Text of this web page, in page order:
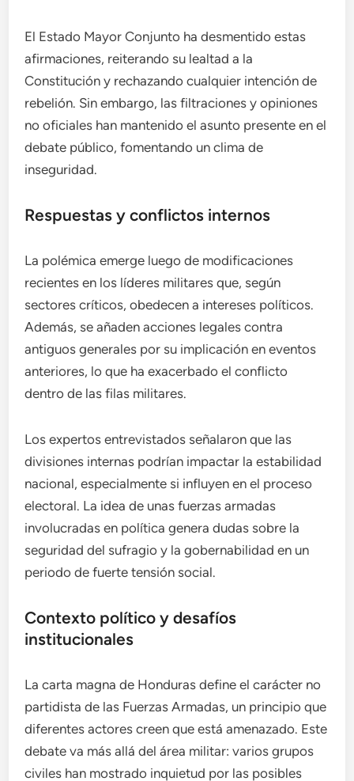
El Estado Mayor Conjunto ha desmentido estas
afirmaciones, reiterando su lealtad a la
Constitución y rechazando cualquier intención de
rebelión. Sin embargo, las filtraciones y opiniones
no oficiales han mantenido el asunto presente en el
debate público, fomentando un clima de
inseguridad.
Respuestas y conflictos internos
La polémica emerge luego de modificaciones
recientes en los líderes militares que, según
sectores críticos, obedecen a intereses políticos.
Además, se añaden acciones legales contra
antiguos generales por su implicación en eventos
anteriores, lo que ha exacerbado el conflicto
dentro de las filas militares.
Los expertos entrevistados señalaron que las
divisiones internas podrían impactar la estabilidad
nacional, especialmente si influyen en el proceso
electoral. La idea de unas fuerzas armadas
involucradas en política genera dudas sobre la
seguridad del sufragio y la gobernabilidad en un
periodo de fuerte tensión social.
Contexto político y desafíos
institucionales
La carta magna de Honduras define el carácter no
partidista de las Fuerzas Armadas, un principio que
diferentes actores creen que está amenazado. Este
debate va más allá del área militar: varios grupos
civiles han mostrado inquietud por las posibles